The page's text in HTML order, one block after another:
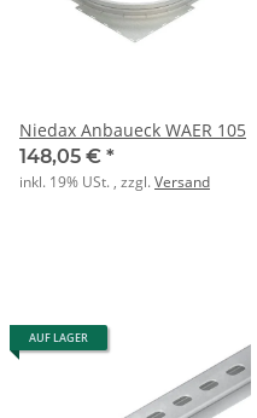
Niedax Anbaueck WAER 105
148,05 € *
inkl. 19% USt. , zzgl.Versand
AUF LAGER